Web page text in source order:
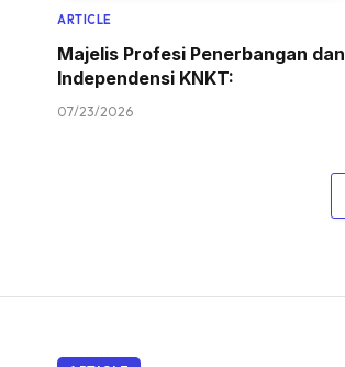
ARTICLE
Majelis Profesi Penerbangan dan
Independensi KNKT:
07/23/2026